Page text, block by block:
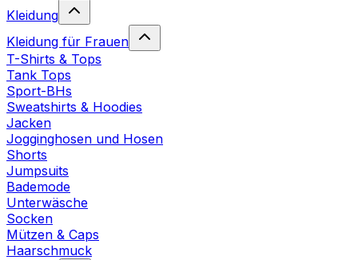
Kleidung
Kleidung für Frauen
T-Shirts & Tops
Tank Tops
Sport-BHs
Sweatshirts & Hoodies
Jacken
Jogginghosen und Hosen
Shorts
Jumpsuits
Bademode
Unterwäsche
Socken
Mützen & Caps
Haarschmuck